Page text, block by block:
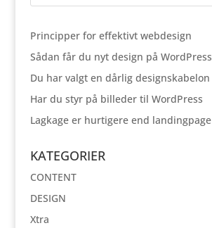
Principper for effektivt webdesign
Sådan får du nyt design på WordPress
Du har valgt en dårlig designskabelon
Har du styr på billeder til WordPress
Lagkage er hurtigere end landingpage
KATEGORIER
CONTENT
DESIGN
Xtra